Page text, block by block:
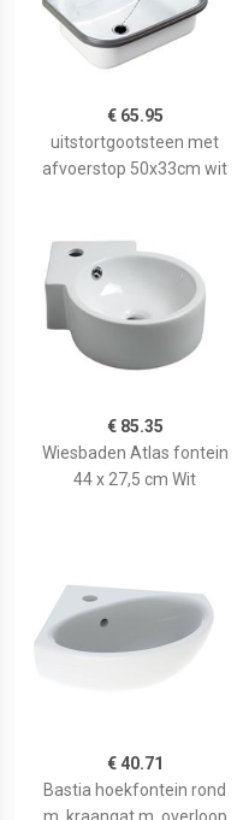
€ 65.95
uitstortgootsteen met
afvoerstop 50x33cm wit
€ 85.35
Wiesbaden Atlas fontein
44 x 27,5 cm Wit
€ 40.71
Bastia hoekfontein rond